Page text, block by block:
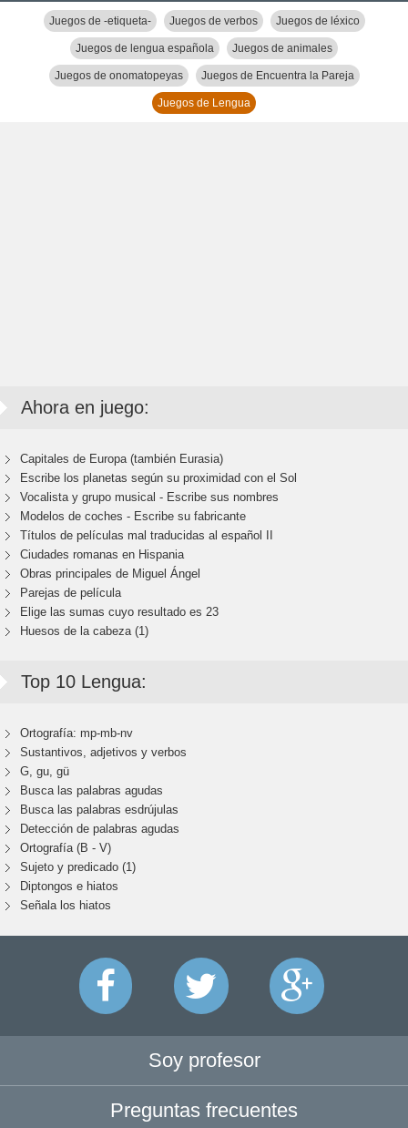
Juegos de -etiqueta- Juegos de verbos Juegos de léxico
Juegos de lengua española Juegos de animales
Juegos de onomatopeyas Juegos de Encuentra la Pareja
Juegos de Lengua
Ahora en juego:
Capitales de Europa (también Eurasia)
Escribe los planetas según su proximidad con el Sol
Vocalista y grupo musical - Escribe sus nombres
Modelos de coches - Escribe su fabricante
Títulos de películas mal traducidas al español II
Ciudades romanas en Hispania
Obras principales de Miguel Ángel
Parejas de película
Elige las sumas cuyo resultado es 23
Huesos de la cabeza (1)
Top 10 Lengua:
Ortografía: mp-mb-nv
Sustantivos, adjetivos y verbos
G, gu, gü
Busca las palabras agudas
Busca las palabras esdrújulas
Detección de palabras agudas
Ortografía (B - V)
Sujeto y predicado (1)
Diptongos e hiatos
Señala los hiatos
Soy profesor
Preguntas frecuentes